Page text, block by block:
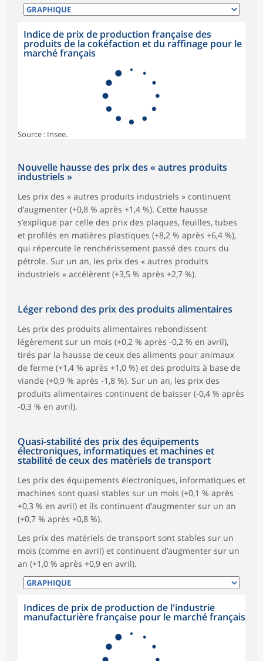
Indice de prix de production française des
produits de la cokéfaction et du raffinage pour le
marché français
Source : Insee.
Nouvelle hausse des prix des « autres produits
industriels »
Les prix des « autres produits industriels » continuent
d’augmenter (+0,8 % après +1,4 %). Cette hausse
s’explique par celle des prix des plaques, feuilles, tubes
et profilés en matières plastiques (+8,2 % après +6,4 %),
qui répercute le renchérissement passé des cours du
pétrole. Sur un an, les prix des « autres produits
industriels » accélèrent (+3,5 % après +2,7 %).
Léger rebond des prix des produits alimentaires
Les prix des produits alimentaires rebondissent
légèrement sur un mois (+0,2 % après -0,2 % en avril),
tirés par la hausse de ceux des aliments pour animaux
de ferme (+1,4 % après +1,0 %) et des produits à base de
viande (+0,9 % après -1,8 %). Sur un an, les prix des
produits alimentaires continuent de baisser (-0,4 % après
-0,3 % en avril).
Quasi-stabilité des prix des équipements
électroniques, informatiques et machines et
stabilité de ceux des matériels de transport
Les prix des équipements électroniques, informatiques et
machines sont quasi stables sur un mois (+0,1 % après
+0,3 % en avril) et ils continuent d’augmenter sur un an
(+0,7 % après +0,8 %).
Les prix des matériels de transport sont stables sur un
mois (comme en avril) et continuent d’augmenter sur un
an (+1,0 % après +0,9 en avril).
Indices de prix de production de l'industrie
manufacturière française pour le marché français